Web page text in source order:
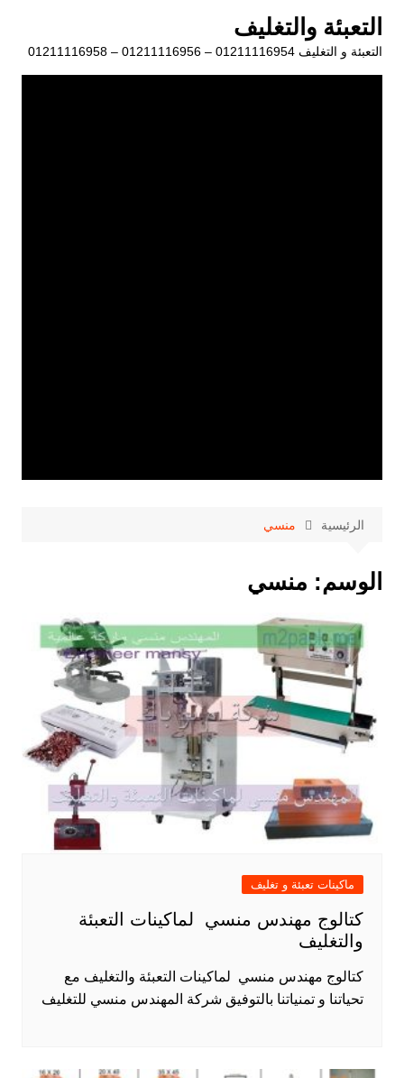
المحتوى
التعبئة والتغليف
التعبئة و التغليف 01211116954 – 01211116956 – 01211116958
الرئيسية منسي
الوسم: منسي
ماكينات تعبئة و تغليف
كتالوج مهندس منسي لماكينات التعبئة
والتغليف
كتالوج مهندس منسي لماكينات التعبئة والتغليف مع
تحياتنا و تمنياتنا بالتوفيق شركة المهندس منسي للتغليف